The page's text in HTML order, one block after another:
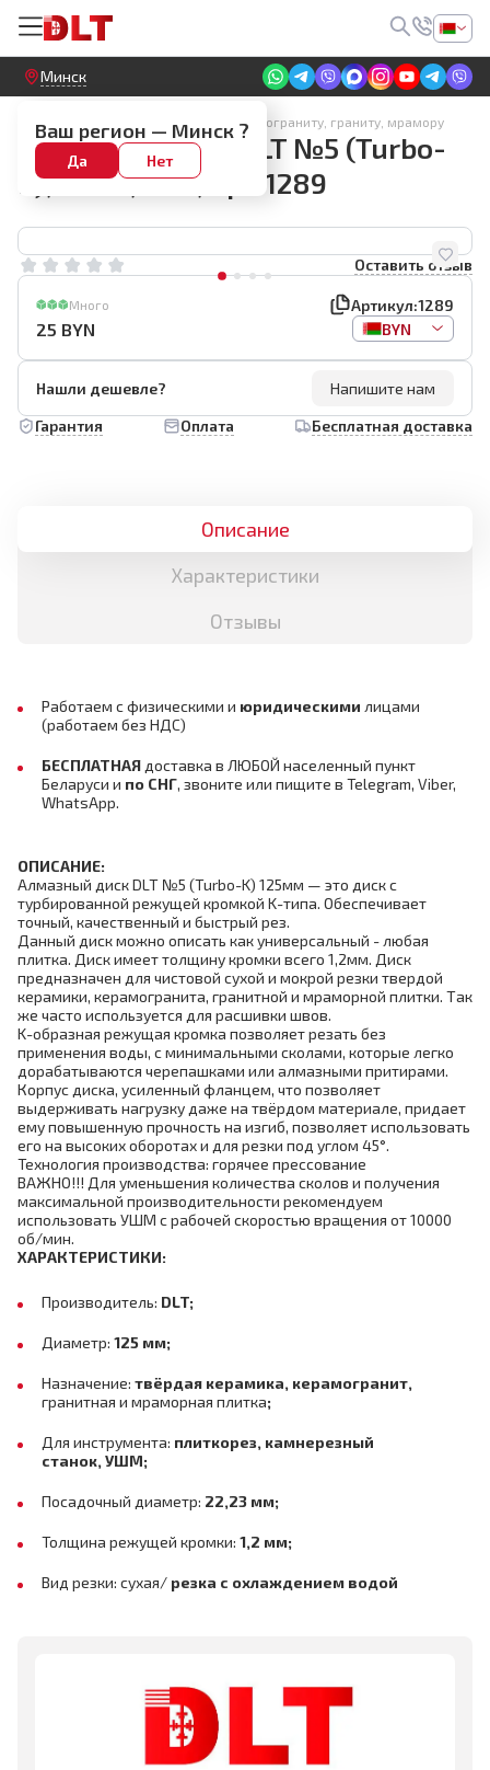
Круглосуточный! Прием заявок на сайте
Минск
Ваш регион — Минск ?
Да Нет
Алмазные диски по керамике, керамограниту, граниту, мрамору
Алмазный диск DLT №5 (Turbo-
K), 125х1,2мм, арт.1289
Оставить отзыв
Много Артикул:1289
25 BYN BYN
Нашли дешевле?
Напишите нам
Гарантия
Оплата Бесплатная доставка
Описание
Характеристики
Отзывы
Работаем с физическими и юридическими лицами
(работаем без НДС)
БЕСПЛАТНАЯ доставка в ЛЮБОЙ населенный пункт
Беларуси и по СНГ, звоните или пищите в Telegram, Viber,
WhatsApp.
ОПИСАНИЕ:
Алмазный диск DLT №5 (Turbo-K) 125мм — это диск с
турбированной режущей кромкой K-типа. Обеспечивает
точный, качественный и быстрый рез.
Данный диск можно описать как универсальный - любая
плитка. Диск имеет толщину кромки всего 1,2мм. Диск
предназначен для чистовой сухой и мокрой резки твердой
керамики, керамогранита, гранитной и мраморной плитки. Так
же часто используется для расшивки швов.
K-образная режущая кромка позволяет резать без
применения воды, с минимальными сколами, которые легко
дорабатываются черепашками или алмазными притирами.
Корпус диска, усиленный фланцем, что позволяет
выдерживать нагрузку даже на твёрдом материале, придает
ему повышенную прочность на изгиб, позволяет использовать
его на высоких оборотах и для резки под углом 45°.
Технология производства: горячее прессование
ВАЖНО!!! Для уменьшения количества сколов и получения
максимальной производительности рекомендуем
использовать УШМ с рабочей скоростью вращения от 10000
об/мин.
ХАРАКТЕРИСТИКИ:
Производитель: DLT;
Диаметр: 125 мм;
Назначение: твёрдая керамика, керамогранит,
гранитная и мраморная плитка;
Для инструмента: плиткорез, камнерезный
станок, УШМ;
Посадочный диаметр: 22,23 мм;
Толщина режущей кромки: 1,2 мм;
Вид резки: сухая/ резка с охлаждением водой